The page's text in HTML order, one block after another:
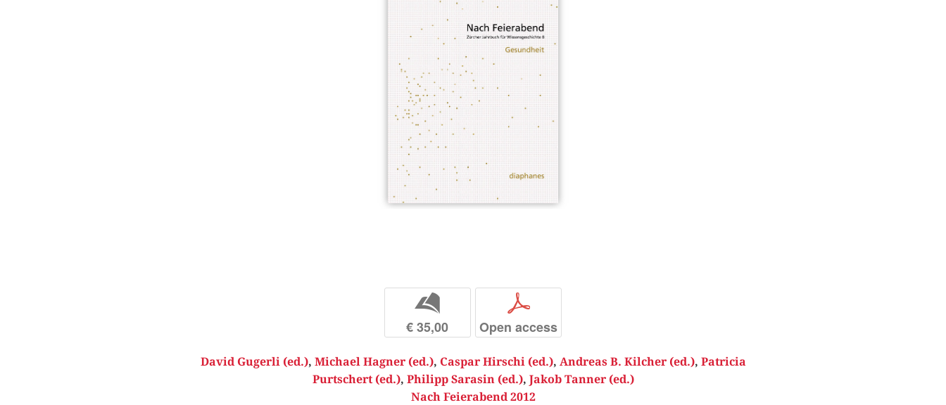
b
€ 35,00
p
Open access
David Gugerli (ed.), Michael Hagner (ed.), Caspar Hirschi (ed.), Andreas B. Kilcher (ed.), Patricia
Purtschert (ed.), Philipp Sarasin (ed.), Jakob Tanner (ed.)
Nach Feierabend 2012